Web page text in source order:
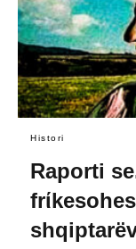
Histori
Raporti